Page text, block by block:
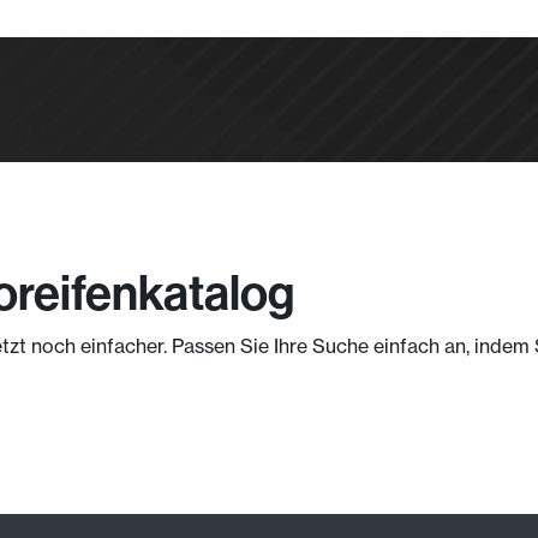
noch einfacher. Passen Sie Ihre Suche einfach an,